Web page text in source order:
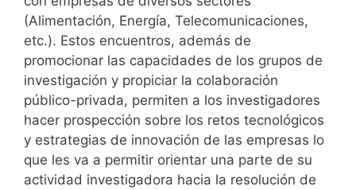
(Alimentación, Energía, Telecomunicaciones,
etc.). Estos encuentros, además de
promocionar las capacidades de los grupos de
investigación y propiciar la colaboración
público-privada, permiten a los investigadores
hacer prospección sobre los retos tecnológicos
y estrategias de innovación de las empresas lo
que les va a permitir orientar una parte de su
actividad investigadora hacia la resolución de